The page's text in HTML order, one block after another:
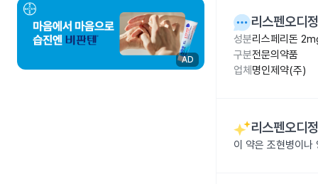
AD
리스펜오디
성분리스페리돈
구분전문의약품
업체 명인제약(주)
리스펜오디
이 약은 조현병이나